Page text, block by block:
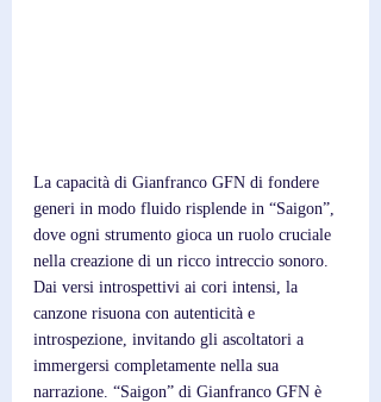
La capacità di Gianfranco GFN di fondere
generi in modo fluido risplende in “Saigon”,
dove ogni strumento gioca un ruolo cruciale
nella creazione di un ricco intreccio sonoro.
Dai versi introspettivi ai cori intensi, la
canzone risuona con autenticità e
introspezione, invitando gli ascoltatori a
immergersi completamente nella sua
narrazione. “Saigon” di Gianfranco GFN è